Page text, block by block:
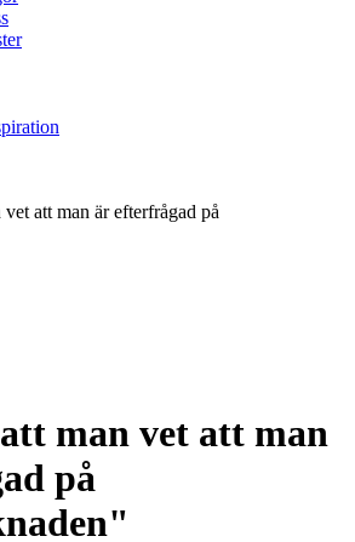
att man är efterfrågad på
man vet att man
på